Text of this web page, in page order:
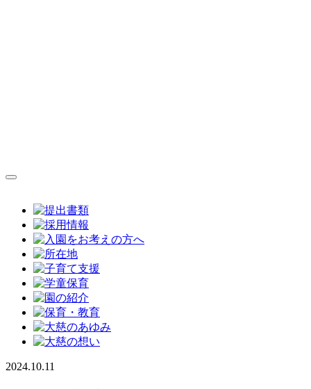
2024.10.11